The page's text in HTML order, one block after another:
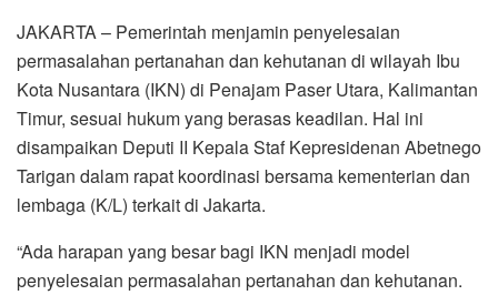
JAKARTA – Pemerintah menjamin penyelesaian
permasalahan pertanahan dan kehutanan di wilayah Ibu
Kota Nusantara (IKN) di Penajam Paser Utara, Kalimantan
Timur, sesuai hukum yang berasas keadilan. Hal ini
disampaikan Deputi II Kepala Staf Kepresidenan Abetnego
Tarigan dalam rapat koordinasi bersama kementerian dan
lembaga (K/L) terkait di Jakarta.
“Ada harapan yang besar bagi IKN menjadi model
penyelesaian permasalahan pertanahan dan kehutanan.